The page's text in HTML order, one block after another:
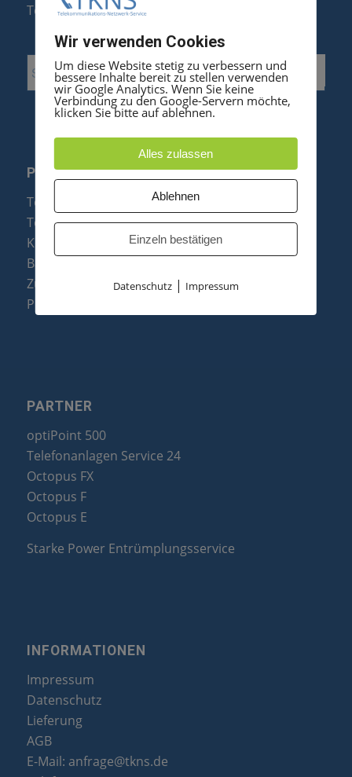
Telefonanlagen Erweiterung
PRODUKTE
Telefonanlagen
Telefone
Konftel Konferenztelefone
Baugruppen
Zubehör & Ersatzteile
Produktzusammenfassung
PARTNER
optiPoint 500
Telefonanlagen Service 24
Octopus FX
Octopus F
Octopus E
Starke Power Entrümplungsservice
INFORMATIONEN
Impressum
Datenschutz
Lieferung
AGB
E-Mail: anfrage@tkns.de
Wir verwenden Cookies
Um diese Website stetig zu verbessern und
bessere Inhalte bereit zu stellen verwenden
wir Google Analytics. Wenn Sie keine
Verbindung zu den Google-Servern möchte,
klicken Sie bitte auf ablehnen.
Alles zulassen
Ablehnen
Einzeln bestätigen
Datenschutz| Impressum